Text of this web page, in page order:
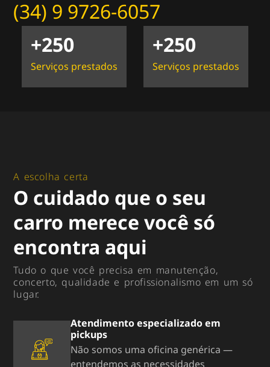
(34) 9 9726-6057
Serviços prestados
+250
Serviços prestados
+250
A escolha certa
O cuidado que o seu
carro merece você só
encontra aqui
Tudo o que você precisa em manutenção,
concerto, qualidade e profissionalismo em um só
lugar.
Atendimento especializado em
pickups
Não somos uma oficina genérica —
entendemos as necessidades